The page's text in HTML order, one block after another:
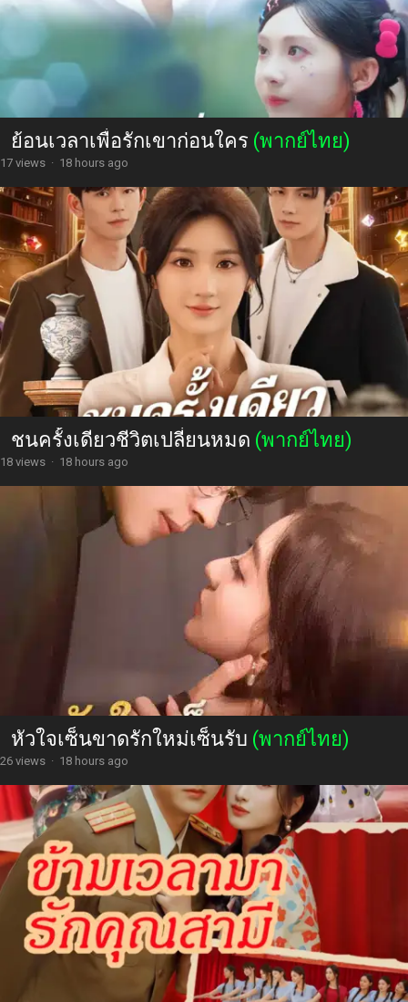
ย้อนเวลาเพื่อรักเขาก่อนใคร (พากย์ไทย)
17 views · 18 hours ago
ชนครั้งเดียวชีวิตเปลี่ยนหมด (พากย์ไทย)
18 views · 18 hours ago
หัวใจเซ็นขาดรักใหม่เซ็นรับ (พากย์ไทย)
26 views · 18 hours ago